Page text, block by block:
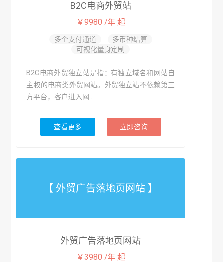
B2C电商外贸站
￥9980 /年 起
多个支付通道
多币种结算
可视化量身定制
B2C电商外贸独立站是指：有独立域名和网站自
主权的电商类外贸网站。外贸独立站不依赖第三
方平台，客户进入网...
查看更多 立即咨询
【 外贸广告落地页网站 】
外贸广告落地页网站
￥3980 /年 起